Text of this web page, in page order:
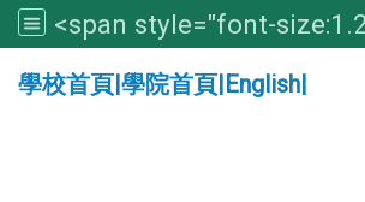
學校首頁|學院首頁|English|